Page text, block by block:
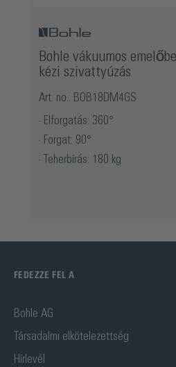
Bohle vákuumos
kézi szivattyúzás
Art. no.: BOB18DM4GS
Elforgatás: 360°
Forgat: 90°
Teherbírás: 180 kg
FEDEZZE FEL A
Bohle AG
Társadalmi elkötelezettség
Hírlevél